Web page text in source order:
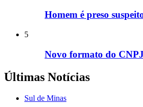
Homem é preso
5
Novo formato do
Últimas Notícias
Sul de Minas